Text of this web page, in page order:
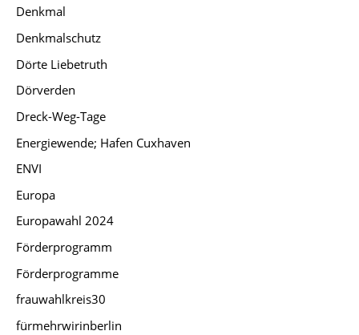
Denkmal
Denkmalschutz
Dörte Liebetruth
Dörverden
Dreck-Weg-Tage
Energiewende; Hafen Cuxhaven
ENVI
Europa
Europawahl 2024
Förderprogramm
Förderprogramme
frauwahlkreis30
fürmehrwirinberlin